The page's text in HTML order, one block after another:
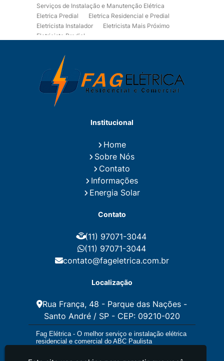
Serviços de Instalação e Manutenção Elétrica
Eletrica Predial
Eletrica Residencial e Predial
Eletricista Instalador
Eletricista Mais Próximo
Eletricista Predial
Eletricista Residencial
Eletricista Residencial E Predial
Eletricistas de Manutenção
Empresa de Instalações Elétricas
Empresa de Manutenção Eletrica
Empresa de Prestação de Serviços Eletricos
Fiação para Instalação Eletrica Residencial
Instalação de Energia Solar Residencial Preço
Instalação de Painel Solar
Instalação de Placa Solar
Instalação de Sistema Fotovoltaico
Instalação E Manutenção Elétrica
Instalação Elétrica Comercial
Instalação Elétrica Residencial Simples
Instalações Elétricas Prediais
Instalações Elétricas Residenciais
Instalador de Energia Solar
Instalador de Placa Solar
Instalador Fotovoltaico
Instalar Energia Solar
Manutenção Elétrica
Manutenção Eletrica Predial
Manutenção Elétrica Preventiva
Manutenção Eletrica Residencial
Manutenção Preventiva E Corretiva Instalações
Institucional
Home
Sobre Nós
Contato
Informações
Energia Solar
Contato
(11) 97071-3044
(11) 97071-3044
contato@fageletrica.com.br
Localização
Rua França, 48 - Parque das Nações -
Santo André / SP - CEP: 09210-020
Fag Elétrica - O melhor serviço e instalação elétrica
residencial e comercial do ABC Paulista